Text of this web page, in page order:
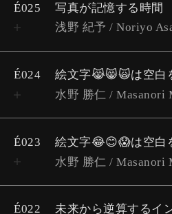
É025
写真が記憶する時間
浅野 紀予 / Noriyo
É024
水野 勝仁 / Masanori
É023
水野 勝仁 / Masanori
É022